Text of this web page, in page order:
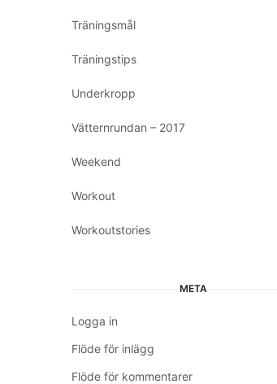
Träningsmål
Träningstips
Underkropp
Vätternrundan – 2017
Weekend
Workout
Workoutstories
META
Logga in
Flöde för inlägg
Flöde för kommentarer